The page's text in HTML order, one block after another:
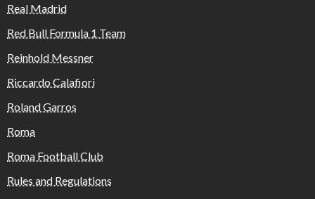
Real Madrid
Red Bull Formula 1 Team
Reinhold Messner
Riccardo Calafiori
Roland Garros
Roma
Roma Football Club
Rules and Regulations